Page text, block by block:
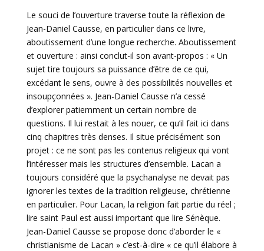
Le souci de l’ouverture traverse toute la réflexion de
Jean-Daniel Causse, en particulier dans ce livre,
aboutissement d’une longue recherche. Aboutissement
et ouverture : ainsi conclut-il son avant-propos : « Un
sujet tire toujours sa puissance d’être de ce qui,
excédant le sens, ouvre à des possibilités nouvelles et
insoupçonnées ». Jean-Daniel Causse n’a cessé
d’explorer patiemment un certain nombre de
questions. Il lui restait à les nouer, ce qu’il fait ici dans
cinq chapitres très denses. Il situe précisément son
projet : ce ne sont pas les contenus religieux qui vont
l’intéresser mais les structures d’ensemble. Lacan a
toujours considéré que la psychanalyse ne devait pas
ignorer les textes de la tradition religieuse, chrétienne
en particulier. Pour Lacan, la religion fait partie du réel ;
lire saint Paul est aussi important que lire Sénèque.
Jean-Daniel Causse se propose donc d’aborder le «
christianisme de Lacan » c’est-à-dire « ce qu’il élabore à